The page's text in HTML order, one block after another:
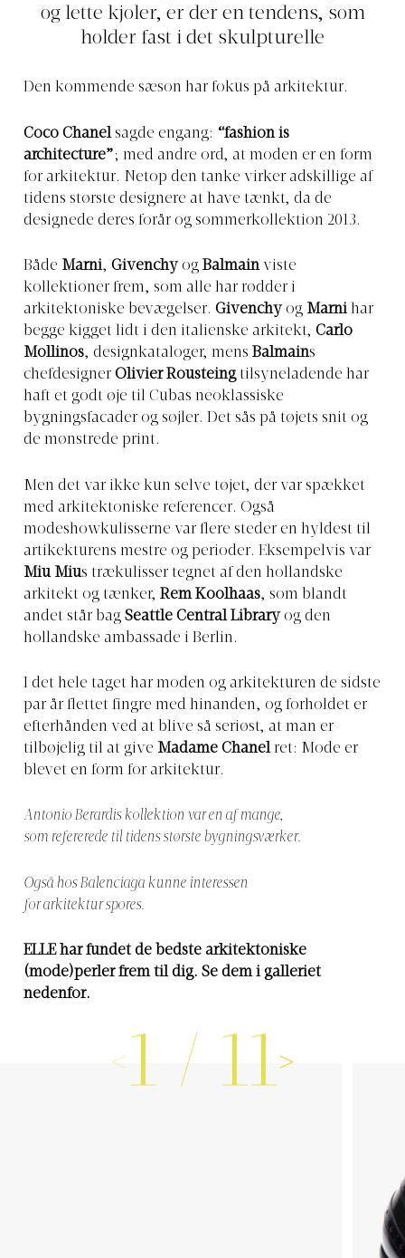
og lette kjoler, er der en tendens, som
holder fast i det skulpturelle
Den kommende sæson har fokus på arkitektur.
Coco Chanelsagde engang: “fashion is
architecture”; med andre ord, at moden er en form
for arkitektur. Netop den tanke virker adskillige af
tidens største designere at have tænkt, da de
designede deres forår og sommerkollektion 2013.
Både Marni, Givenchyog Balmainviste
kollektioner frem, som alle har rødder i
arkitektoniske bevægelser. Givenchyog Marni har
begge kigget lidt i den italienske arkitekt, Carlo
Mollinos, designkataloger, mens Balmains
chefdesigner Olivier Rousteingtilsyneladende har
haft et godt øje til Cubas neoklassiske
bygningsfacader og søjler. Det sås på tøjets snit og
de mønstrede print.
Men det var ikke kun selve tøjet, der var spækket
med arkitektoniske referencer. Også
modeshowkulisserne var flere steder en hyldest til
artikekturens mestre og perioder. Eksempelvis var
Miu Mius trækulisser tegnet af den hollandske
arkitekt og tænker, Rem Koolhaas, som blandt
andet står bag Seattle Central Libraryog den
hollandske ambassade i Berlin.
I det hele taget har moden og arkitekturen de sidste
par år flettet fingre med hinanden, og forholdet er
efterhånden ved at blive så seriøst, at man er
tilbøjelig til at give Madame Chanelret: Mode er
blevet en form for arkitektur.
Antonio Berardis kollektion var en af mange,
som refererede til tidens største bygningsværker.
Også hos Balenciaga kunne interessen
for arkitektur spores.
ELLE har fundet de bedste arkitektoniske
(mode)perler frem til dig. Se dem i galleriet
nedenfor.
1 / 11